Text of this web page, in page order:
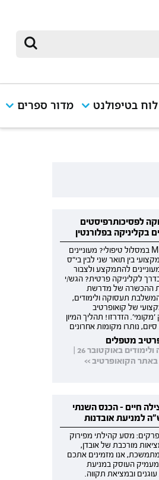
לוח בטיפולנט מדור ספרים
לפסיכותרפיסטים
בקליניקה בפלורנטין
עו"ס לאחר MSW במסלול טיפולי? מעוניינים
בין תואר שני לבין בי"ס
להתמקצע ולצבור
בדרך לקליניקה פרטית? הגש/י
ההכשרה של מדרשת
תעסוקה ולימודים,
של קואופרטיב
הזדרזו! תהליך המיון
נותרו מקומות אחרונים
מטפלים
תחילת העסקה ולימודים באוקטובר 26 |
הקואופרטיב >>
חיים - הכנס השנתי
למניעת אובדנות
מסע קהילתי מפירוק
מורכבת של אובדן,
אנו מזמינים אתכם
העוסק במניעת
ובמציאת תקווה.